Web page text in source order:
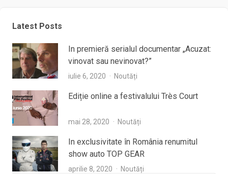
Latest Posts
In premieră serialul documentar „Acuzat:
vinovat sau nevinovat?”
iulie 6, 2020 Noutăți
Ediție online a festivalului Très Court
mai 28, 2020 Noutăți
In exclusivitate în România renumitul
show auto TOP GEAR
aprilie 8, 2020
Noutăți